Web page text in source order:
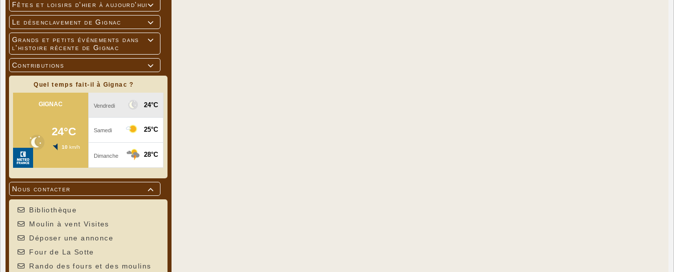

Fêtes et loisirs d'hier à aujourd'hui

Le désenclavement de Gignac

Grands et petits événements dans
l'histoire récente de Gignac

Contributions
Quel temps fait-il à Gignac ?

Nous contacter
Bibliothèque
Moulin à vent Visites
Déposer une annonce
Four de La Sotte
Rando des fours et des moulins